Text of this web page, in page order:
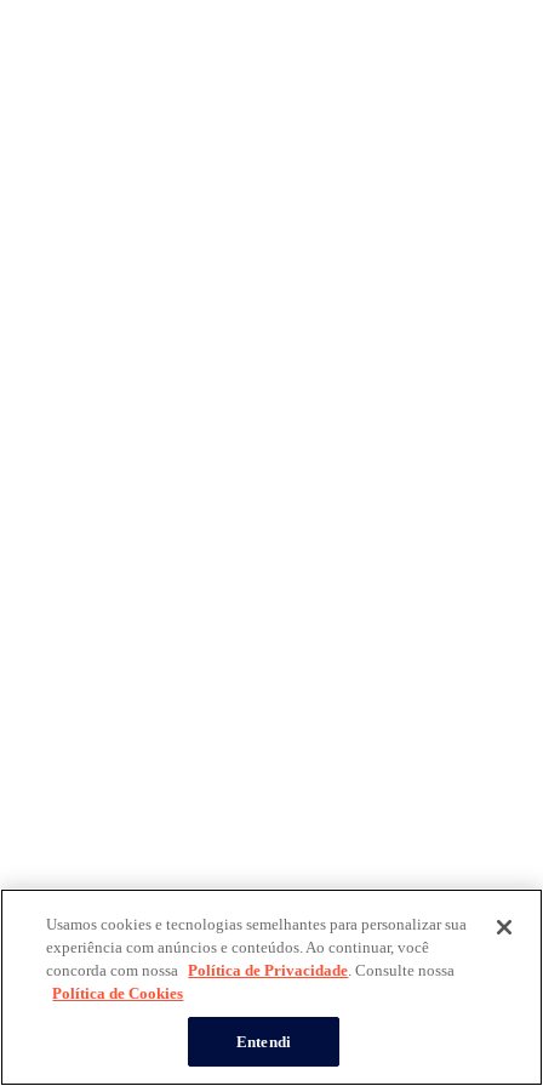
Usamos cookies e tecnologias semelhantes para personalizar sua
experiência com anúncios e conteúdos. Ao continuar, você
concorda com nossa Política de Privacidade. Consulte nossa
Política de Cookies
Entendi